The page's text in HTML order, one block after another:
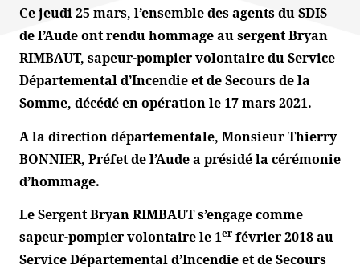
Ce jeudi 25 mars, l’ensemble des agents du SDIS
de l’Aude ont rendu hommage au sergent Bryan
RIMBAUT, sapeur-pompier volontaire du Service
Départemental d’Incendie et de Secours de la
Somme, décédé en opération le 17 mars 2021.
A la direction départementale, Monsieur Thierry
BONNIER, Préfet de l’Aude a présidé la cérémonie
d’hommage.
Le Sergent Bryan RIMBAUT s’engage comme
sapeur-pompier volontaire le 1er février 2018 au
Service Départemental d’Incendie et de Secours